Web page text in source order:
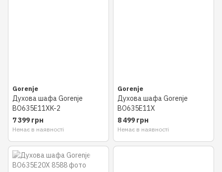
Gorenje
Духова шафа Gorenje
BO635E11ХK-2
7 399 грн
Немає в наявності
Gorenje
Духова шафа Gorenje
BO635E11X
8 499 грн
Немає в наявності